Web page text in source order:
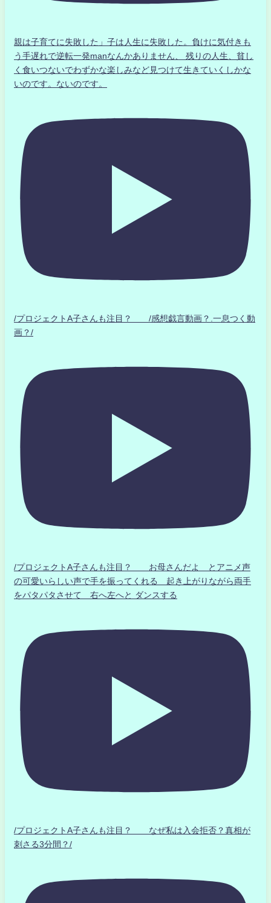
親は子育てに失敗した」子は人生に失敗した。負けに気付きも
う手遅れで逆転一発manなんかありません、 残りの人生、貧し
く食いつないでわずかな楽しみなど見つけて生きていくしかな
いのです。ないのです。
/プロジェクトA子さんも注目？ /感想戯言動画？.一息つく動
画？/
/プロジェクトA子さんも注目？ お母さんだよ とアニメ声
の可愛いらしい声で手を振ってくれる 起き上がりながら両手
をパタパタさせて 右へ左へと ダンスする
/プロジェクトA子さんも注目？ なぜ私は入会拒否？真相が
刺さる3分間？/